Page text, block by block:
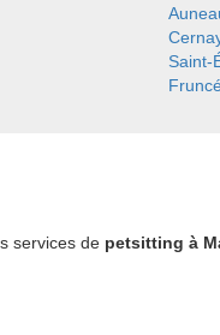
Saint-
Fruncé
services de petsitting à